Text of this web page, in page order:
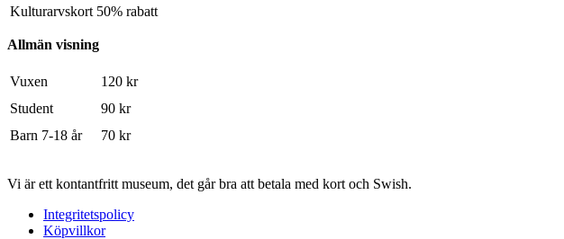
Kulturarvskort 50% rabatt
Allmän visning
Vuxen
120 kr
Student
90 kr
Barn 7-18 år
70 kr
Vi är ett kontantfritt museum, det går bra att betala med kort och Swish.
Integritetspolicy
Köpvillkor